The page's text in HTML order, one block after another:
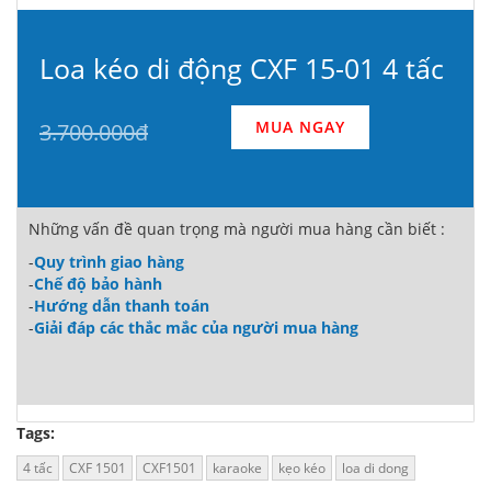
Loa kéo di động CXF 15-01 4 tấc
3.700.000đ MUA NGAY
Những vấn đề quan trọng mà người mua hàng cần biết :
-Quy trình giao hàng
-Chế độ bảo hành
-Hướng dẫn thanh toán
-Giải đáp các thắc mắc của người mua hàng
Tags:
4 tấc CXF 1501 CXF1501 karaoke kẹo kéo
loa di dong